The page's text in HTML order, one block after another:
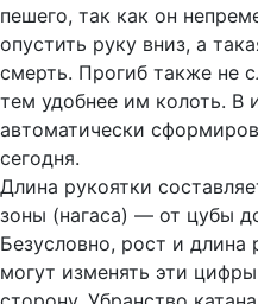
пешего, так как он
опустить руку вниз, а
смерть. Прогиб также не
тем удобнее им колоть. В
автоматически
сегодня.
Длина рукоятки
зоны (нагаса) — от цубы
Безусловно, рост и длина
могут изменять эти